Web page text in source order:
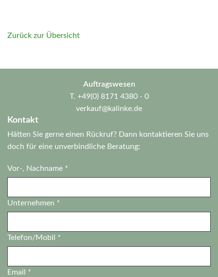
Zurück zur Übersicht
Auftragswesen
T. +49(0) 8171 4380 - 0
verkauf@kalinke.de
Kontakt
Hätten Sie gerne einen Rückruf? Dann kontaktieren Sie uns
doch für eine unverbindliche Beratung:
Vor-, Nachname *
Unternehmen *
Telefon/Mobil *
Email *